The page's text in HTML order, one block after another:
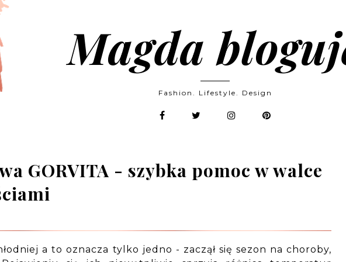
Magda
Fashion. Lifestyle. Design
GORVITA - szybka pomoc w walce
a to oznacza tylko jedno - zaczął się sezon na choroby,